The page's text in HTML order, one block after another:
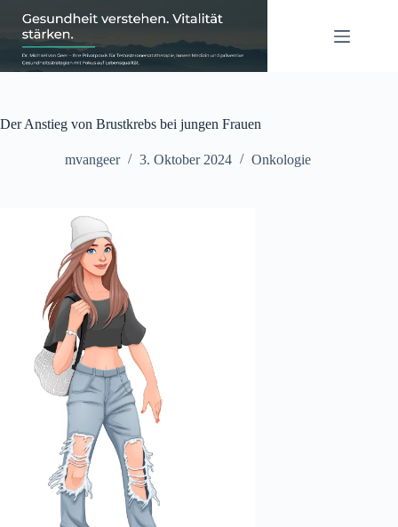
Inhalt
springen
Der Anstieg von Brustkrebs bei jungen Frauen
mvangeer 3. Oktober 2024 Onkologie